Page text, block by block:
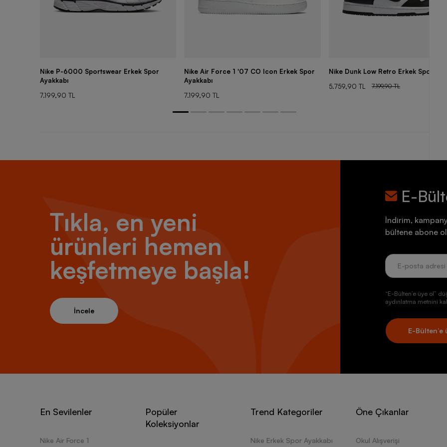
Nike P-6000 Sportswear Erkek Spor
Ayakkabı
7.199,90 TL
Nike Air Force 1 '07 CO Icon Erkek Spor
Ayakkabı
7.199,90 TL
Nike Dunk Low Retro Erkek Spor
5.759,90 TL
7.199,90 TL
Tıkla, en yeni
ürünleri hemen
keşfetmeye başla!
İncele
E-
İndirim,
bültene abone
“E-Bülten’e üye ol”
aydınlatma metnini
E-Bülten’e
En Sevilenler
Nike Air Force 1
Popüler
Koleksiyonlar
Trend Kategoriler
Nike Erkek Spor Ayakkabı
Öne Çıkanlar
Okul Alışverişi